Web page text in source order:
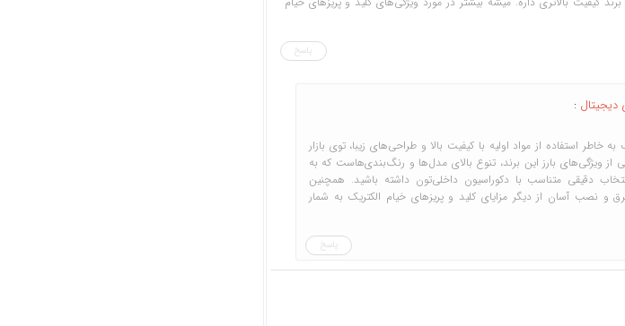
پاسخ
دیجیتال :
خاطر استفاده از مواد اولیه با کیفیت بالا و طراحی‌های زیبا، توی بازار
از ویژگی‌های بارز این برند، تنوع بالای مدل‌ها و رنگ‌بندی‌هاست که به
دقیقی متناسب با دکوراسیون داخلی‌تون داشته باشید. همچنین
و نصب آسان از دیگر مزایای کلید و پریزهای خیام الکتریک به شمار
پاسخ